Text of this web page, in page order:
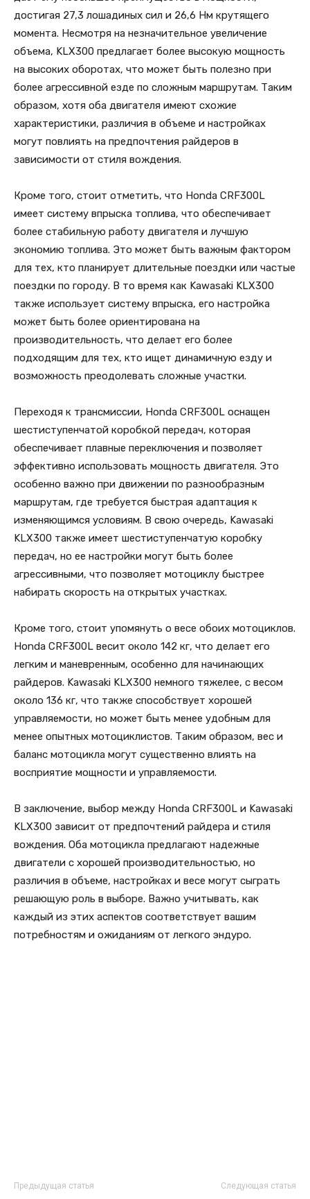
достигая 27,3 лошадиных сил и 26,6 Нм крутящего
момента. Несмотря на незначительное увеличение
объема, KLX300 предлагает более высокую мощность
на высоких оборотах, что может быть полезно при
более агрессивной езде по сложным маршрутам. Таким
образом, хотя оба двигателя имеют схожие
характеристики, различия в объеме и настройках
могут повлиять на предпочтения райдеров в
зависимости от стиля вождения.
Кроме того, стоит отметить, что Honda CRF300L
имеет систему впрыска топлива, что обеспечивает
более стабильную работу двигателя и лучшую
экономию топлива. Это может быть важным фактором
для тех, кто планирует длительные поездки или частые
поездки по городу. В то время как Kawasaki KLX300
также использует систему впрыска, его настройка
может быть более ориентирована на
производительность, что делает его более
подходящим для тех, кто ищет динамичную езду и
возможность преодолевать сложные участки.
Переходя к трансмиссии, Honda CRF300L оснащен
шестиступенчатой коробкой передач, которая
обеспечивает плавные переключения и позволяет
эффективно использовать мощность двигателя. Это
особенно важно при движении по разнообразным
маршрутам, где требуется быстрая адаптация к
изменяющимся условиям. В свою очередь, Kawasaki
KLX300 также имеет шестиступенчатую коробку
передач, но ее настройки могут быть более
агрессивными, что позволяет мотоциклу быстрее
набирать скорость на открытых участках.
Кроме того, стоит упомянуть о весе обоих мотоциклов.
Honda CRF300L весит около 142 кг, что делает его
легким и маневренным, особенно для начинающих
райдеров. Kawasaki KLX300 немного тяжелее, с весом
около 136 кг, что также способствует хорошей
управляемости, но может быть менее удобным для
менее опытных мотоциклистов. Таким образом, вес и
баланс мотоцикла могут существенно влиять на
восприятие мощности и управляемости.
В заключение, выбор между Honda CRF300L и Kawasaki
KLX300 зависит от предпочтений райдера и стиля
вождения. Оба мотоцикла предлагают надежные
двигатели с хорошей производительностью, но
различия в объеме, настройках и весе могут сыграть
решающую роль в выборе. Важно учитывать, как
каждый из этих аспектов соответствует вашим
потребностям и ожиданиям от легкого эндуро.
Предыдущая статья Следующая статья